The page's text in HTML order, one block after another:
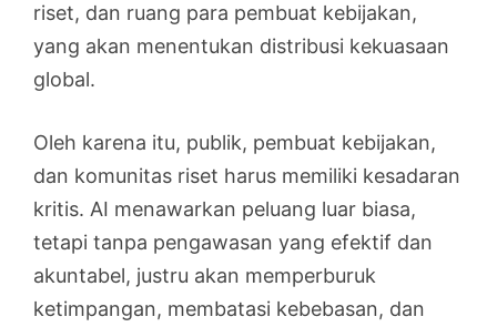
riset, dan ruang para pembuat kebijakan,
yang akan menentukan distribusi kekuasaan
global.
Oleh karena itu, publik, pembuat kebijakan,
dan komunitas riset harus memiliki kesadaran
kritis. AI menawarkan peluang luar biasa,
tetapi tanpa pengawasan yang efektif dan
akuntabel, justru akan memperburuk
ketimpangan, membatasi kebebasan, dan